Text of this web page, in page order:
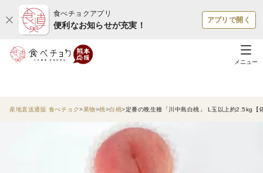
食べチョクアプリ
便利なお知らせが充実！
アプリで開く
メニュー
産地直送通販 食べチョク 果物 桃 白桃 定番の晩生種「川中島白桃」 L玉以上約2.5kg【